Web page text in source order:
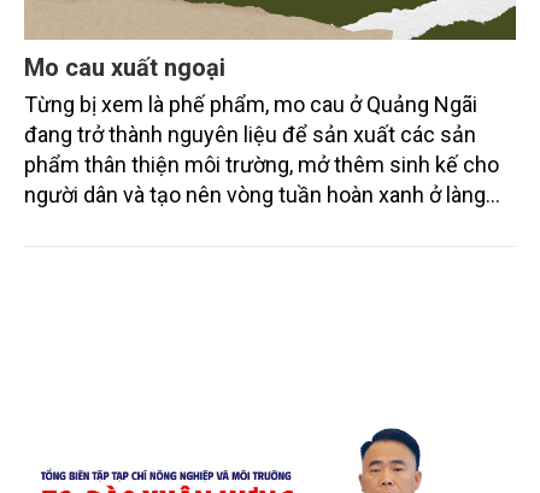
Mo cau xuất ngoại
Từng bị xem là phế phẩm, mo cau ở Quảng Ngãi
đang trở thành nguyên liệu để sản xuất các sản
phẩm thân thiện môi trường, mở thêm sinh kế cho
người dân và tạo nên vòng tuần hoàn xanh ở làng
chén, dĩa... từ mo cau đã được thị trường trong nước